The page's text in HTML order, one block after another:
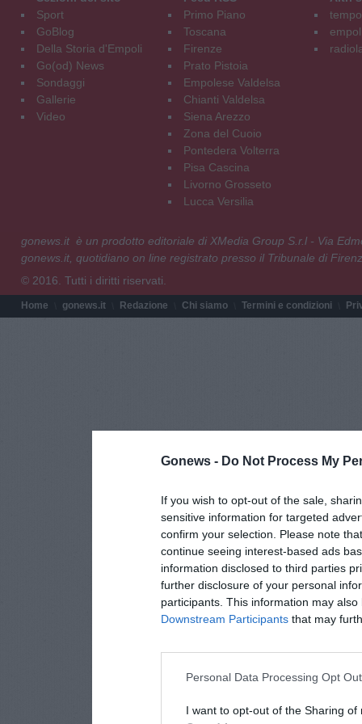
Gonews - Do Not Process My
If you wish to opt-out of the sale,
sensitive information for targeted
confirm your selection. Please note
continue seeing interest-based ads
information disclosed to third parties
further disclosure of your personal
participants. This information may
Downstream Participants that may
Personal Data Processing Opt
I want to opt-out of the Sharing of
Sport
GoBlog
Della Storia d'Empoli
Go(od) News
Sondaggi
Gallerie
Video
Primo Piano
Toscana
Firenze
Prato Pistoia
Empolese Valdelsa
Chianti Valdelsa
Siena Arezzo
Zona del Cuoio
Pontedera Volterra
Pisa Cascina
Livorno Grosseto
Lucca Versilia
gonews.it è un prodotto editoriale di XMedia Group S.r.l - Via
gonews.it, quotidiano on line registrato presso il Tribunale di
© 2016. Tutti i diritti riservati.
Home gonews.it Redazione Chi siamo Termini e condizioni